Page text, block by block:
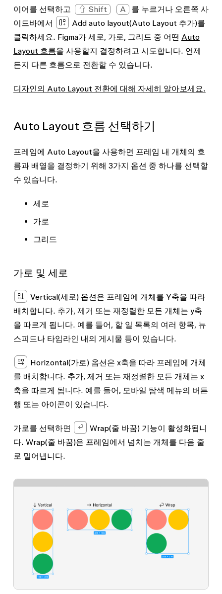
이어를 선택하고
⇧ Shift A
를 누르거나 오른쪽 사
이드바에서
Add auto layout(Auto Layout 추가)를
클릭하세요. Figma가 세로, 가로, 그리드 중 어떤 Auto
Layout 흐름을 사용할지 결정하려고 시도합니다. 언제
든지 다른 흐름으로 전환할 수 있습니다.
디자인의 Auto Layout 전환에 대해 자세히 알아보세요.
Auto Layout 흐름 선택하기
프레임에 Auto Layout을 사용하면 프레임 내 개체의 흐
름과 배열을 결정하기 위해 3가지 옵션 중 하나를 선택할
수 있습니다.
세로
가로
그리드
가로 및 세로
Vertical(세로) 옵션은 프레임에 개체를 Y축을 따라
배치합니다. 추가, 제거 또는 재정렬한 모든 개체는 y축
을 따르게 됩니다. 예를 들어, 할 일 목록의 여러 항목, 뉴
스피드나 타임라인 내의 게시물 등이 있습니다.
Horizontal(가로) 옵션은 x축을 따라 프레임에 개체
를 배치합니다. 추가, 제거 또는 재정렬한 모든 개체는 x
축을 따르게 됩니다. 예를 들어, 모바일 탐색 메뉴의 버튼
행 또는 아이콘이 있습니다.
가로를 선택하면 Wrap(줄 바꿈) 기능이 활성화됩니
다. Wrap(줄 바꿈)은 프레임에서 넘치는 개체를 다음 줄
로 밀어냅니다.